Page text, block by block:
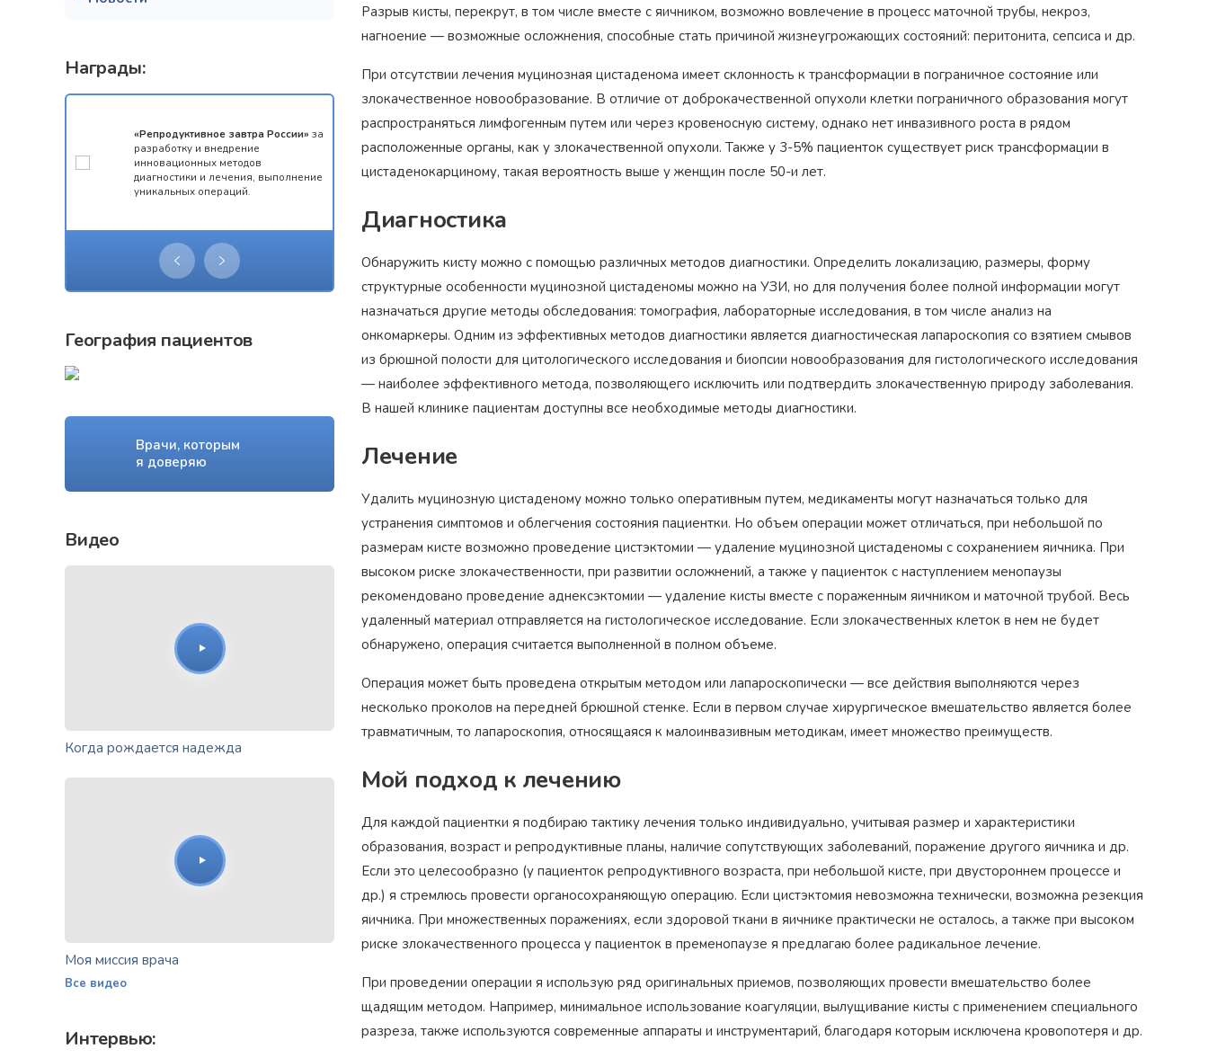
Награды:
«Репродуктивное завтра России» за
разработку и внедрение
инновационных методов
диагностики и лечения, выполнение
уникальных операций.
Орден«Честь и Слава Великой
Отечеством
Награжден почетным
знаком«Золотой лапароскоп»как
лучший лапароскопический хирург
Награжден почетным знаком
"Золотая звезда"за большой вклад
География пациентов
Врачи, которым
я доверяю
Видео
Когда рождается надежда
Моя миссия врача
Все видео
Интервью:
Разрыв кисты, перекрут, в том числе вместе с яичником, возможно вовлечение в процесс маточной трубы, некроз,
нагноение — возможные осложнения, способные стать причиной жизнеугрожающих состояний: перитонита, сепсиса и др.
При отсутствии лечения муцинозная цистаденома имеет склонность к трансформации в пограничное состояние или
злокачественное новообразование. В отличие от доброкачественной опухоли клетки пограничного образования могут
распространяться лимфогенным путем или через кровеносную систему, однако нет инвазивного роста в рядом
расположенные органы, как у злокачественной опухоли. Также у 3-5% пациенток существует риск трансформации в
цистаденокарциному, такая вероятность выше у женщин после 50-и лет.
Диагностика
Обнаружить кисту можно с помощью различных методов диагностики. Определить локализацию, размеры, форму
структурные особенности муцинозной цистаденомы можно на УЗИ, но для получения более полной информации могут
назначаться другие методы обследования: томография, лабораторные исследования, в том числе анализ на
онкомаркеры. Одним из эффективных методов диагностики является диагностическая лапароскопия со взятием смывов
из брюшной полости для цитологического исследования и биопсии новообразования для гистологического исследования
— наиболее эффективного метода, позволяющего исключить или подтвердить злокачественную природу заболевания.
В нашей клинике пациентам доступны все необходимые методы диагностики.
Лечение
Удалить муцинозную цистаденому можно только оперативным путем, медикаменты могут назначаться только для
устранения симптомов и облегчения состояния пациентки. Но объем операции может отличаться, при небольшой по
размерам кисте возможно проведение цистэктомии — удаление муцинозной цистаденомы с сохранением яичника. При
высоком риске злокачественности, при развитии осложнений, а также у пациенток с наступлением менопаузы
рекомендовано проведение аднексэктомии — удаление кисты вместе с пораженным яичником и маточной трубой. Весь
удаленный материал отправляется на гистологическое исследование. Если злокачественных клеток в нем не будет
обнаружено, операция считается выполненной в полном объеме.
Операция может быть проведена открытым методом или лапароскопически — все действия выполняются через
несколько проколов на передней брюшной стенке. Если в первом случае хирургическое вмешательство является более
травматичным, то лапароскопия, относящаяся к малоинвазивным методикам, имеет множество преимуществ.
Мой подход к лечению
Для каждой пациентки я подбираю тактику лечения только индивидуально, учитывая размер и характеристики
образования, возраст и репродуктивные планы, наличие сопутствующих заболеваний, поражение другого яичника и др.
Если это целесообразно (у пациенток репродуктивного возраста, при небольшой кисте, при двустороннем процессе и
др.) я стремлюсь провести органосохраняющую операцию. Если цистэктомия невозможна технически, возможна резекция
яичника. При множественных поражениях, если здоровой ткани в яичнике практически не осталось, а также при высоком
риске злокачественного процесса у пациенток в пременопаузе я предлагаю более радикальное лечение.
При проведении операции я использую ряд оригинальных приемов, позволяющих провести вмешательство более
щадящим методом. Например, минимальное использование коагуляции, вылущивание кисты с применением специального
разреза, также используются современные аппараты и инструментарий, благодаря которым исключена кровопотеря и др.